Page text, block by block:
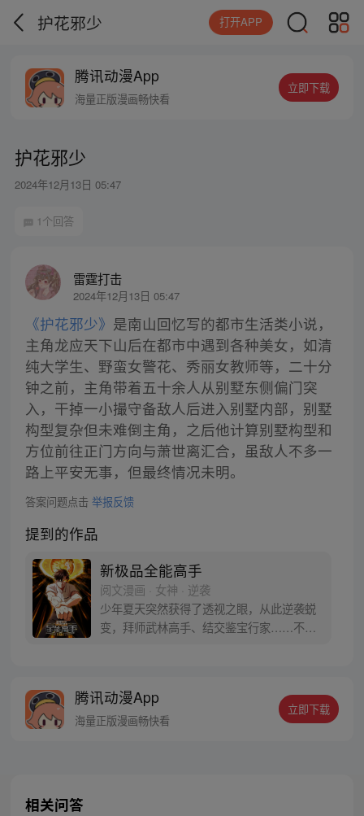
护花邪少 打开APP
腾讯动漫App
海量正版漫画畅快看
立即下载
护花邪少
2024年12月13日 05:47
1个回答
雷霆打击
2024年12月13日 05:47
《护花邪少》 是南山回忆写的都市生活类小说，
主角龙应天下山后在都市中遇到各种美女，如清
纯大学生、野蛮女警花、秀丽女教师等，二十分
钟之前，主角带着五十余人从别墅东侧偏门突
入，干掉一小撮守备敌人后进入别墅内部，别墅
构型复杂但未难倒主角，之后他计算别墅构型和
方位前往正门方向与萧世离汇合，虽敌人不多一
路上平安无事，但最终情况未明。
答案问题点击 举报反馈
提到的作品
新极品全能高手
阅文漫画 · 女神 · 逆袭
少年夏天突然获得了透视之眼，从此逆袭蜕
变，拜师武林高手、结交鉴宝行家……不断
腾讯动漫App
海量正版漫画畅快看
立即下载
相关问答